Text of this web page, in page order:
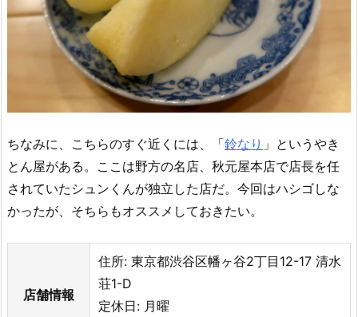
ちなみに、こちらのすぐ近くには、「鈴なり 」というやき
とん屋がある。ここは野方の名店、秋元屋本店で店長を任
されていたシュンくんが独立した店だ。今回はハシゴしな
かったが、そちらもオススメしておきたい。
店舗情報
住所: 東京都渋谷区幡ヶ谷2丁目12-17 清水
荘1-D
定休日: 月曜